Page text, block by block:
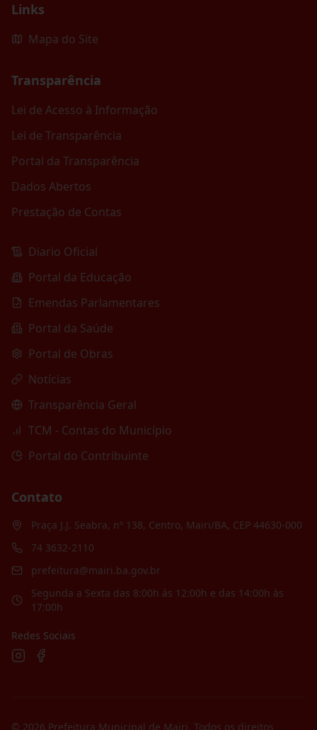
Links
Mapa do Site
Transparência
Lei de Acesso à Informação
Lei de Transparência
Portal da Transparência
Dados Abertos
Prestação de Contas
Diario Oficial
Portal da Educação
Emendas Parlamentares
Portal da Saúde
Portal de Obras
Notícias
Transparência Geral
TCM - Contas do Município
Portal do Contribuinte
Contato
Praça J.J. Seabra, nº 138, Centro, Mairi/BA, CEP 44630-000
74 3632-2110
prefeitura@mairi.ba.gov.br
Segunda a Sexta das 8:00h às 12:00h e das 14:00h às
17:00h
Redes Sociais
© 2026 Prefeitura Municipal de Mairi. Todos os direitos